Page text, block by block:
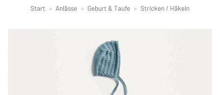
Start » Anlässe » Geburt & Taufe » Stricken / Häkeln